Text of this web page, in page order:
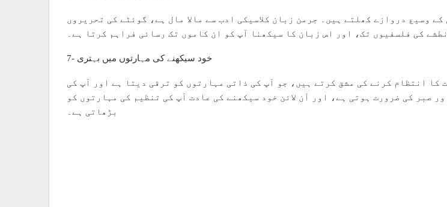
وسیع دروازے کھلتے ہیں۔ جرمن زبان کلاسیکی ادب سے مالا مال ہے، گوئٹے کی تحریروں
کی فلسفیوں تک، اور اس زبان کا سیکھنا آپ کو ان کاموں تک رسائی فراہم کرتا ہے۔
7- خود سیکھنے کی مہارتوں میں بہتری
کا انتظام کرنے کی مشق کرتے ہیں، جو آپ کی ذاتی مہارتوں کو ترقی دیتا ہے اور آپ کی
صبر کی ضرورت ہوتی ہے، اور آن لائن خود سیکھنے کی عادت آپ کی تنظیم کی مہارتوں کو
بڑھاتی ہے۔